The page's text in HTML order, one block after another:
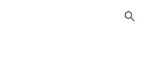
Skip to navigation